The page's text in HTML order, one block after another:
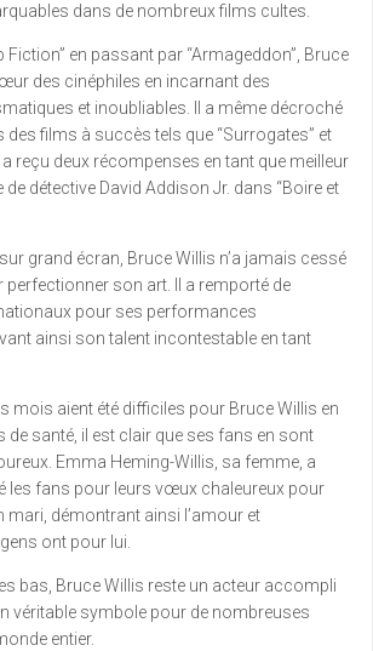
dans de nombreux films cultes.
Fiction” en passant par “Armageddon”, Bruce
des cinéphiles en incarnant des
et inoubliables. Il a même décroché
des films à succès tels que “Surrogates” et
a reçu deux récompenses en tant que meilleur
détective David Addison Jr. dans “Boire et
grand écran, Bruce Willis n’a jamais cessé
perfectionner son art. Il a remporté de
pour ses performances
ainsi son talent incontestable en tant
mois aient été difficiles pour Bruce Willis en
de santé, il est clair que ses fans en sont
Emma Heming-Willis, sa femme, a
les fans pour leurs vœux chaleureux pour
mari, démontrant ainsi l’amour et
ont pour lui.
bas, Bruce Willis reste un acteur accompli
véritable symbole pour de nombreuses
entier.